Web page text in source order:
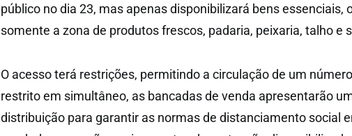
público no dia 23, mas apenas disponibilizará bens essenciais,
somente a zona de produtos frescos, padaria, peixaria, talho e
O acesso terá restrições, permitindo a circulação de um
restrito em simultâneo, as bancadas de venda apresentarão
distribuição para garantir as normas de distanciamento social